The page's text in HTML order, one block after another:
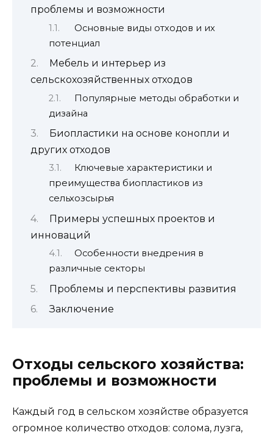
проблемы и возможности
Основные виды отходов и их
потенциал
Мебель и интерьер из
сельскохозяйственных отходов
Популярные методы обработки и
дизайна
Биопластики на основе конопли и
других отходов
Ключевые характеристики и
преимущества биопластиков из
сельхозсырья
Примеры успешных проектов и
инноваций
Особенности внедрения в
различные секторы
Проблемы и перспективы развития
Заключение
Отходы сельского хозяйства:
проблемы и возможности
Каждый год в сельском хозяйстве образуется
огромное количество отходов: солома, лузга,